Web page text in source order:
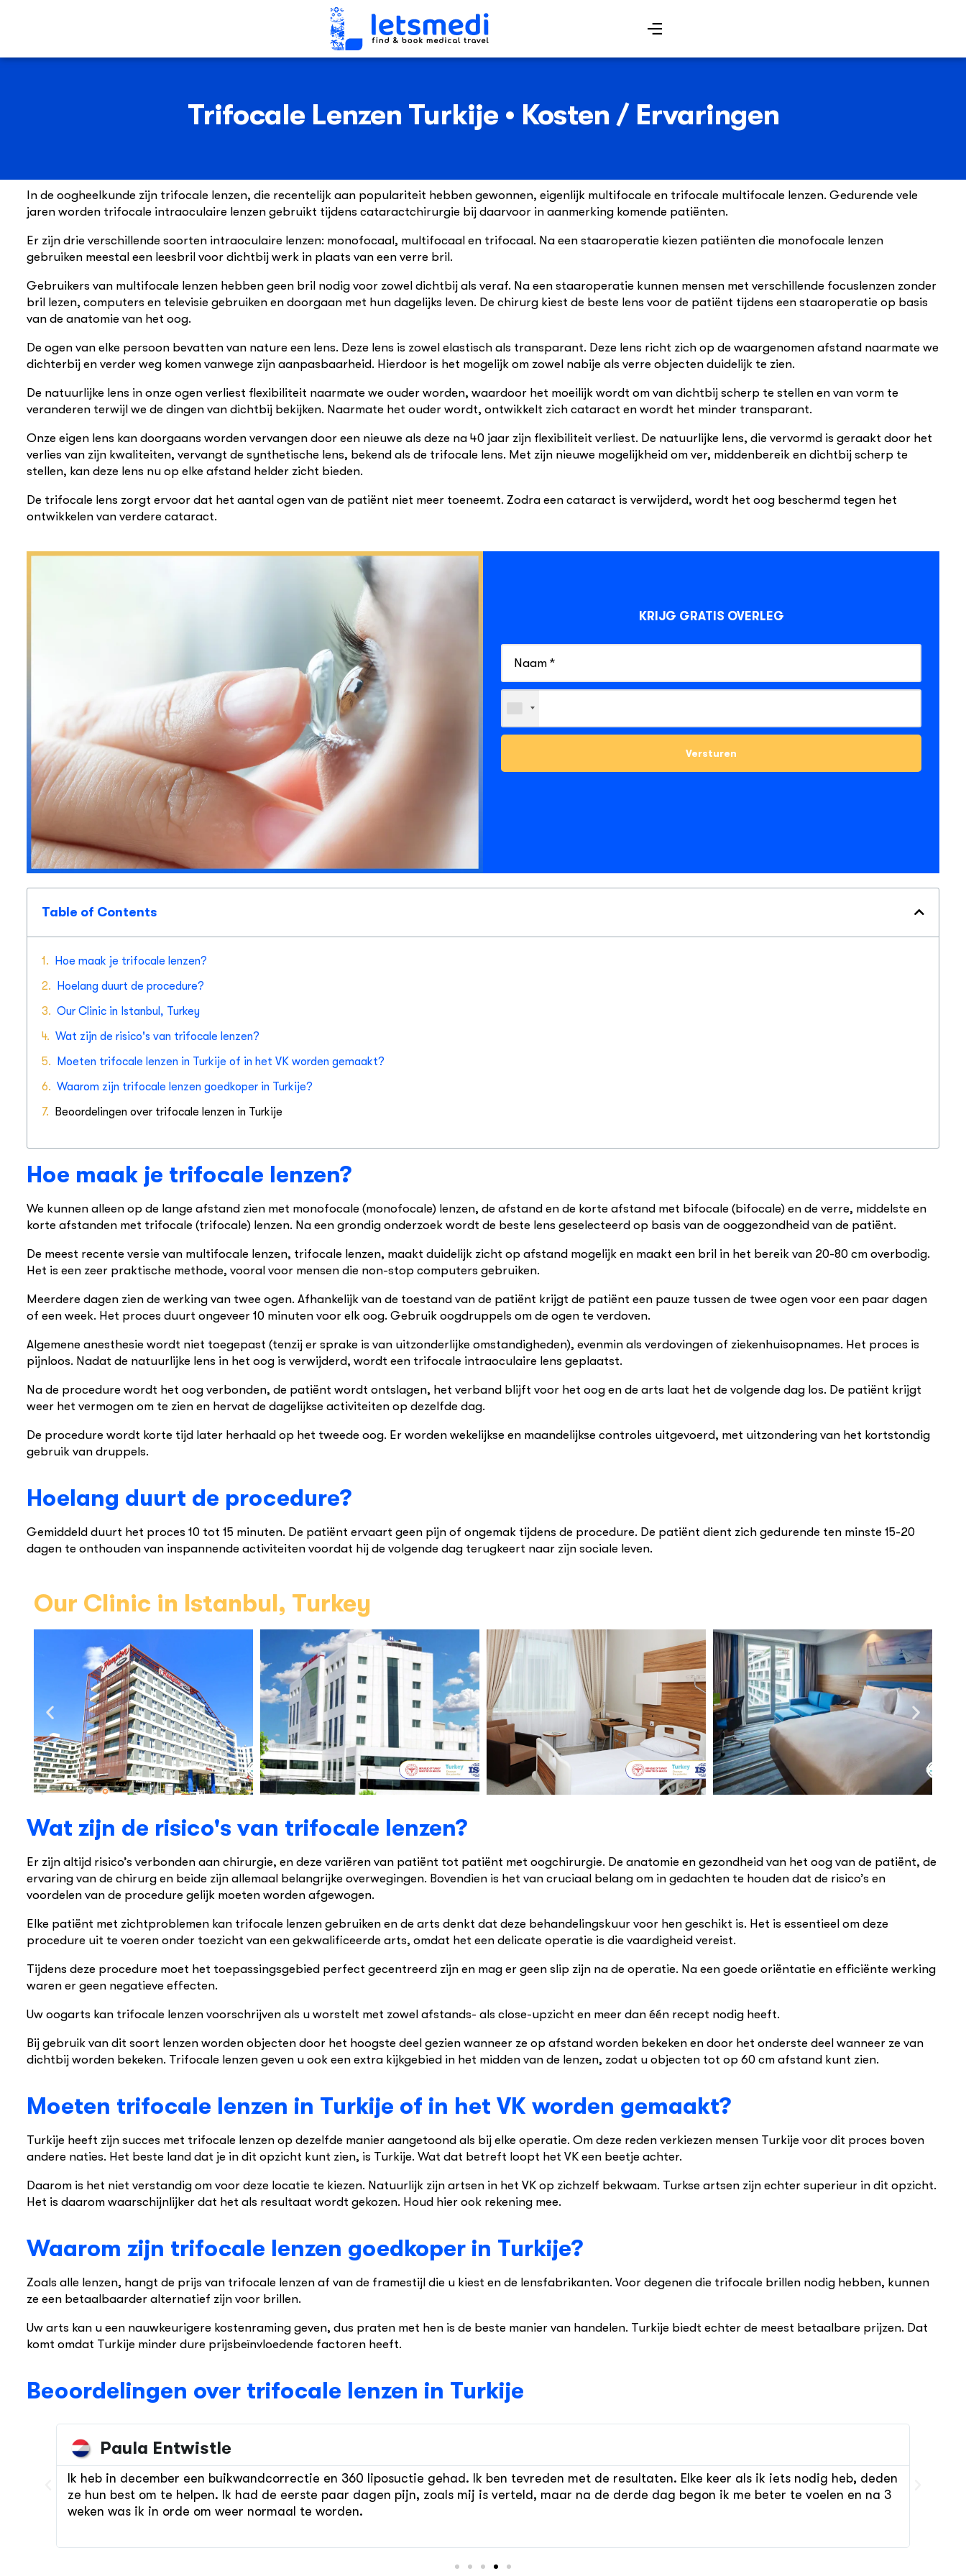
Trifocale Lenzen Turkije • Kosten / Ervaringen
In de oogheelkunde zijn trifocale lenzen, die recentelijk aan populariteit hebben gewonnen, eigenlijk multifocale en trifocale multifocale lenzen. Gedurende vele
jaren worden trifocale intraoculaire lenzen gebruikt tijdens cataractchirurgie bij daarvoor in aanmerking komende patiënten.
Er zijn drie verschillende soorten intraoculaire lenzen: monofocaal, multifocaal en trifocaal. Na een staaroperatie kiezen patiënten die monofocale lenzen
gebruiken meestal een leesbril voor dichtbij werk in plaats van een verre bril.
Gebruikers van multifocale lenzen hebben geen bril nodig voor zowel dichtbij als veraf. Na een staaroperatie kunnen mensen met verschillende focuslenzen zonder
bril lezen, computers en televisie gebruiken en doorgaan met hun dagelijks leven. De chirurg kiest de beste lens voor de patiënt tijdens een staaroperatie op basis
van de anatomie van het oog.
De ogen van elke persoon bevatten van nature een lens. Deze lens is zowel elastisch als transparant. Deze lens richt zich op de waargenomen afstand naarmate we
dichterbij en verder weg komen vanwege zijn aanpasbaarheid. Hierdoor is het mogelijk om zowel nabije als verre objecten duidelijk te zien.
De natuurlijke lens in onze ogen verliest flexibiliteit naarmate we ouder worden, waardoor het moeilijk wordt om van dichtbij scherp te stellen en van vorm te
veranderen terwijl we de dingen van dichtbij bekijken. Naarmate het ouder wordt, ontwikkelt zich cataract en wordt het minder transparant.
Onze eigen lens kan doorgaans worden vervangen door een nieuwe als deze na 40 jaar zijn flexibiliteit verliest. De natuurlijke lens, die vervormd is geraakt door het
verlies van zijn kwaliteiten, vervangt de synthetische lens, bekend als de trifocale lens. Met zijn nieuwe mogelijkheid om ver, middenbereik en dichtbij scherp te
stellen, kan deze lens nu op elke afstand helder zicht bieden.
De trifocale lens zorgt ervoor dat het aantal ogen van de patiënt niet meer toeneemt. Zodra een cataract is verwijderd, wordt het oog beschermd tegen het
ontwikkelen van verdere cataract.
KRIJG GRATIS OVERLEG
Table of Contents
Hoe maak je trifocale lenzen?
Hoelang duurt de procedure?
Our Clinic in Istanbul, Turkey
Wat zijn de risico's van trifocale lenzen?
Moeten trifocale lenzen in Turkije of in het VK worden gemaakt?
Waarom zijn trifocale lenzen goedkoper in Turkije?
Beoordelingen over trifocale lenzen in Turkije
Hoe maak je trifocale lenzen?
We kunnen alleen op de lange afstand zien met monofocale (monofocale) lenzen, de afstand en de korte afstand met bifocale (bifocale) en de verre, middelste en
korte afstanden met trifocale (trifocale) lenzen. Na een grondig onderzoek wordt de beste lens geselecteerd op basis van de ooggezondheid van de patiënt.
De meest recente versie van multifocale lenzen, trifocale lenzen, maakt duidelijk zicht op afstand mogelijk en maakt een bril in het bereik van 20-80 cm overbodig.
Het is een zeer praktische methode, vooral voor mensen die non-stop computers gebruiken.
Meerdere dagen zien de werking van twee ogen. Afhankelijk van de toestand van de patiënt krijgt de patiënt een pauze tussen de twee ogen voor een paar dagen
of een week. Het proces duurt ongeveer 10 minuten voor elk oog. Gebruik oogdruppels om de ogen te verdoven.
Algemene anesthesie wordt niet toegepast (tenzij er sprake is van uitzonderlijke omstandigheden), evenmin als verdovingen of ziekenhuisopnames. Het proces is
pijnloos. Nadat de natuurlijke lens in het oog is verwijderd, wordt een trifocale intraoculaire lens geplaatst.
Na de procedure wordt het oog verbonden, de patiënt wordt ontslagen, het verband blijft voor het oog en de arts laat het de volgende dag los. De patiënt krijgt
weer het vermogen om te zien en hervat de dagelijkse activiteiten op dezelfde dag.
De procedure wordt korte tijd later herhaald op het tweede oog. Er worden wekelijkse en maandelijkse controles uitgevoerd, met uitzondering van het kortstondig
gebruik van druppels.
Hoelang duurt de procedure?
Gemiddeld duurt het proces 10 tot 15 minuten. De patiënt ervaart geen pijn of ongemak tijdens de procedure. De patiënt dient zich gedurende ten minste 15-20
dagen te onthouden van inspannende activiteiten voordat hij de volgende dag terugkeert naar zijn sociale leven.
Our Clinic in Istanbul, Turkey
Wat zijn de risico's van trifocale lenzen?
Er zijn altijd risico’s verbonden aan chirurgie, en deze variëren van patiënt tot patiënt met oogchirurgie. De anatomie en gezondheid van het oog van de patiënt, de
ervaring van de chirurg en beide zijn allemaal belangrijke overwegingen. Bovendien is het van cruciaal belang om in gedachten te houden dat de risico’s en
voordelen van de procedure gelijk moeten worden afgewogen.
Elke patiënt met zichtproblemen kan trifocale lenzen gebruiken en de arts denkt dat deze behandelingskuur voor hen geschikt is. Het is essentieel om deze
procedure uit te voeren onder toezicht van een gekwalificeerde arts, omdat het een delicate operatie is die vaardigheid vereist.
Tijdens deze procedure moet het toepassingsgebied perfect gecentreerd zijn en mag er geen slip zijn na de operatie. Na een goede oriëntatie en efficiënte werking
waren er geen negatieve effecten.
Uw oogarts kan trifocale lenzen voorschrijven als u worstelt met zowel afstands- als close-upzicht en meer dan één recept nodig heeft.
Bij gebruik van dit soort lenzen worden objecten door het hoogste deel gezien wanneer ze op afstand worden bekeken en door het onderste deel wanneer ze van
dichtbij worden bekeken. Trifocale lenzen geven u ook een extra kijkgebied in het midden van de lenzen, zodat u objecten tot op 60 cm afstand kunt zien.
Moeten trifocale lenzen in Turkije of in het VK worden gemaakt?
Turkije heeft zijn succes met trifocale lenzen op dezelfde manier aangetoond als bij elke operatie. Om deze reden verkiezen mensen Turkije voor dit proces boven
andere naties. Het beste land dat je in dit opzicht kunt zien, is Turkije. Wat dat betreft loopt het VK een beetje achter.
Daarom is het niet verstandig om voor deze locatie te kiezen. Natuurlijk zijn artsen in het VK op zichzelf bekwaam. Turkse artsen zijn echter superieur in dit opzicht.
Het is daarom waarschijnlijker dat het als resultaat wordt gekozen. Houd hier ook rekening mee.
Waarom zijn trifocale lenzen goedkoper in Turkije?
Zoals alle lenzen, hangt de prijs van trifocale lenzen af van de framestijl die u kiest en de lensfabrikanten. Voor degenen die trifocale brillen nodig hebben, kunnen
ze een betaalbaarder alternatief zijn voor brillen.
Uw arts kan u een nauwkeurigere kostenraming geven, dus praten met hen is de beste manier van handelen. Turkije biedt echter de meest betaalbare prijzen. Dat
komt omdat Turkije minder dure prijsbeïnvloedende factoren heeft.
Beoordelingen over trifocale lenzen in Turkije
Paula Entwistle
Ik heb in december een buikwandcorrectie en 360 liposuctie gehad. Ik ben tevreden met de resultaten. Elke keer als ik iets nodig heb, deden
ze hun best om te helpen. Ik had de eerste paar dagen pijn, zoals mij is verteld, maar na de derde dag begon ik me beter te voelen en na 3
weken was ik in orde om weer normaal te worden.